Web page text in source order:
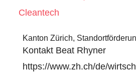
Kanton Zürich,
Kontakt Beat Rhyner
https://www.zh.ch/de/